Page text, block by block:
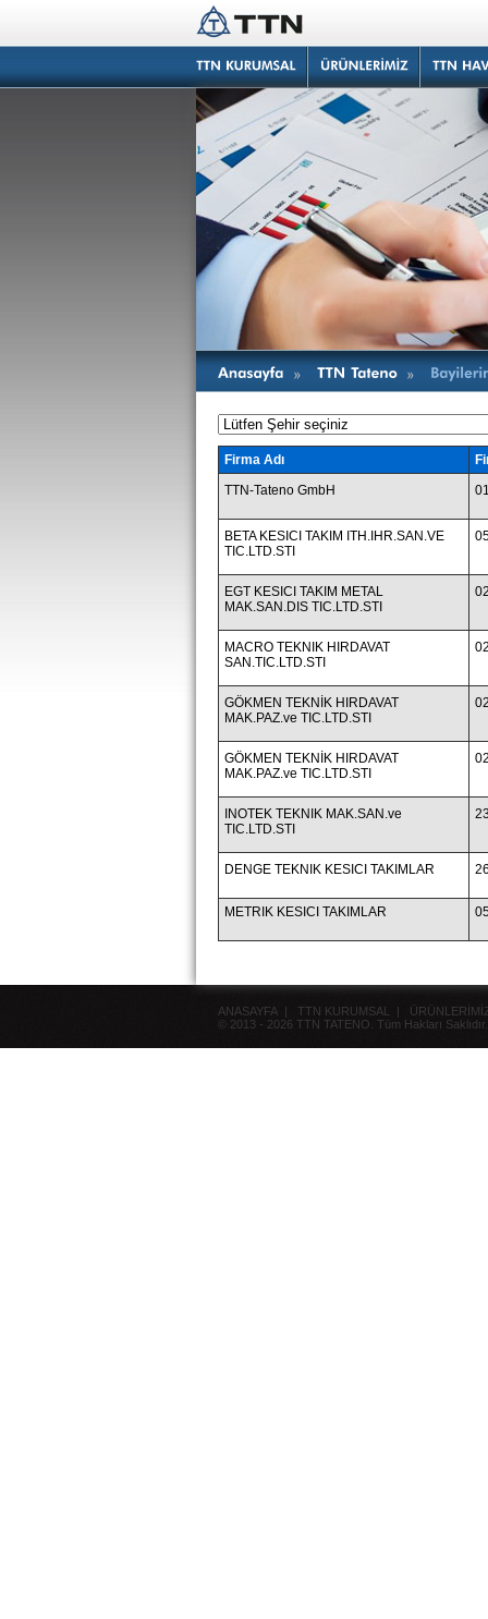
Firma Adı
TTN-Tateno GmbH
BETA KESICI TAKIM ITH.IHR.SAN.VE
TIC.LTD.STI
EGT KESICI TAKIM METAL
MAK.SAN.DIS TIC.LTD.STI
MACRO TEKNIK HIRDAVAT
SAN.TIC.LTD.STI
GÖKMEN TEKNİK HIRDAVAT
MAK.PAZ.ve TIC.LTD.STI
GÖKMEN TEKNİK HIRDAVAT
MAK.PAZ.ve TIC.LTD.STI
INOTEK TEKNIK MAK.SAN.ve
TIC.LTD.STI
DENGE TEKNIK KESICI TAKIMLAR
METRIK KESICI TAKIMLAR
ANASAYFA | TTN KURUMSAL |
© 2013 - 2026 TTN TATENO. Tüm Hakları Saklıdır.